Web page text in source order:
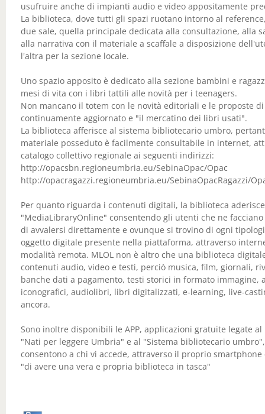
usufruire anche di impianti audio e video appositamente
La biblioteca, dove tutti gli spazi ruotano intorno al
due sale, quella principale dedicata alla consultazione, alla
alla narrativa con il materiale a scaffale a disposizione
l'altra per la sezione locale.
Uno spazio apposito è dedicato alla sezione bambini e
mesi di vita con i libri tattili alle novità per i teenagers.
Non mancano il totem con le novità editoriali e le proposte
continuamente aggiornato e "il mercatino dei libri usati".
La biblioteca afferisce al sistema bibliotecario umbro,
materiale posseduto è facilmente consultabile in internet,
catalogo collettivo regionale ai seguenti indirizzi:
http://opacsbn.regioneumbria.eu/SebinaOpac/Opac
http://opacragazzi.regioneumbria.eu/SebinaOpacRagazzi/
Per quanto riguarda i contenuti digitali, la biblioteca
"MediaLibraryOnline" consentendo gli utenti che ne
di avvalersi direttamente e ovunque si trovino di ogni
oggetto digitale presente nella piattaforma, attraverso
modalità remota. MLOL non è altro che una biblioteca
contenuti audio, video e testi, perciò musica, film, giornali,
banche dati a pagamento, testi storici in formato immagine,
iconografici, audiolibri, libri digitalizzati, e-learning, live-
ancora.
Sono inoltre disponibili le APP, applicazioni gratuite legate
"Nati per leggere Umbria" e al "Sistema bibliotecario
consentono a chi vi accede, attraverso il proprio
"di avere una vera e propria biblioteca in tasca"